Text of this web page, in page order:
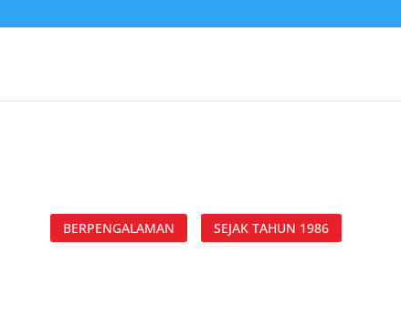
BERPENGALAMAN SEJAK TAHUN 1986